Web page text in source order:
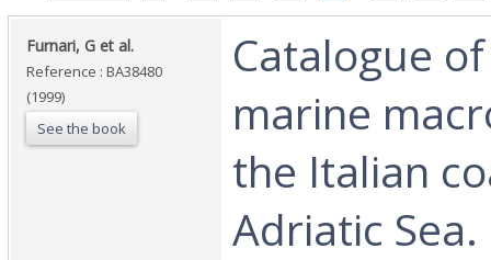
‎Furnari, G et al.‎
Reference : BA38480
(1999)
See the book
‎Catalogue
marine
the Italian
Adriatic Sea.‎